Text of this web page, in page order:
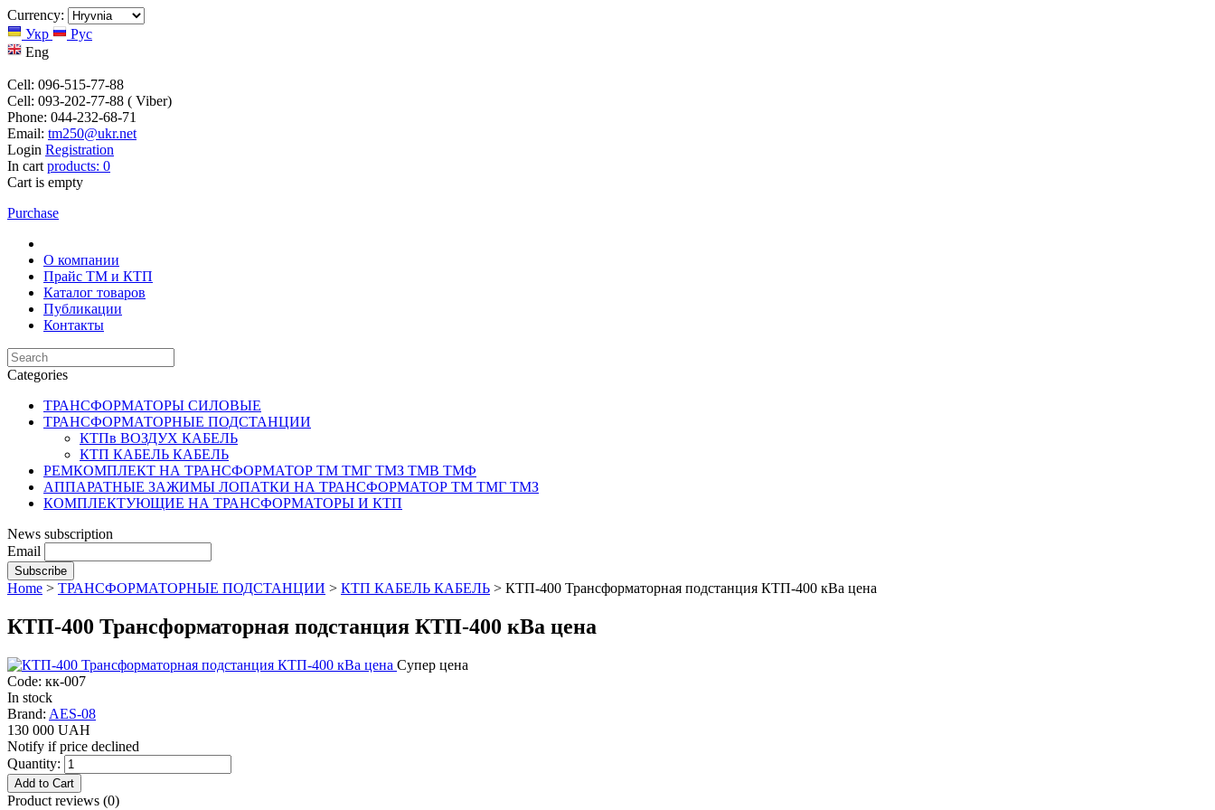
Currency:
Укр
Рус
Eng
Cell: 096-515-77-88
Cell: 093-202-77-88 ( Viber)
Phone: 044-232-68-71
Email: tm250@ukr.net
Login Registration
In cart products: 0
Cart is empty
Purchase
О компании
Прайс TM и КТП
Каталог товаров
Публикации
Контакты
Categories
ТРАНСФОРМАТОРЫ СИЛОВЫЕ
ТРАНСФОРМАТОРНЫЕ ПОДСТАНЦИИ
КТПв ВОЗДУХ КАБЕЛЬ
КТП КАБЕЛЬ КАБЕЛЬ
РЕМКОМПЛЕКТ НА ТРАНСФОРМАТОР ТМ ТМГ ТМЗ ТМВ ТМФ
АППАРАТНЫЕ ЗАЖИМЫ ЛОПАТКИ НА ТРАНСФОРМАТОР ТМ ТМГ ТМЗ
КОМПЛЕКТУЮЩИЕ НА ТРАНСФОРМАТОРЫ И КТП
News subscription
Email
Home > ТРАНСФОРМАТОРНЫЕ ПОДСТАНЦИИ > КТП КАБЕЛЬ КАБЕЛЬ > КТП-400 Трансформаторная подстанция КТП-400 кВа цена
КТП-400 Трансформаторная подстанция КТП-400 кВа цена
Супер цена
Code: кк-007
In stock
Brand: AES-08
130 000 UAH
Notify if price declined
Quantity:
Product reviews (0)